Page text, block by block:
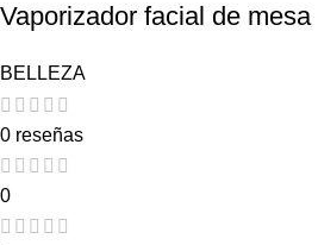
Vaporizador facial de mesa
BELLEZA
0 reseñas
0